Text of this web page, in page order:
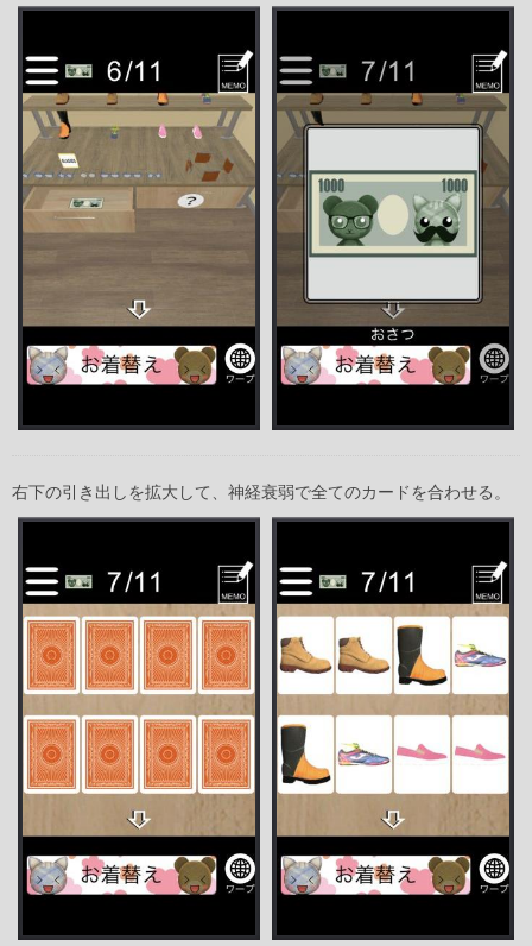
右下の引き出しを拡大して、神経衰弱で全てのカードを合わせる。